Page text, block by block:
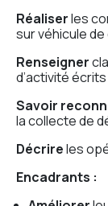
Réaliserles
sur véhicule
Renseigner
d’activité
Savoir
la collecte de
Décrireles
Encadrants :